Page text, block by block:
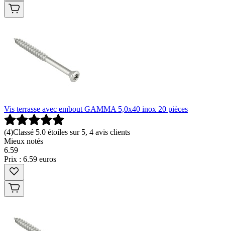
Vis terrasse avec embout GAMMA 5,0x40 inox 20 pièces
(4)Classé 5.0 étoiles sur 5, 4 avis clients
Mieux notés
6.59
Prix : 6.59 euros